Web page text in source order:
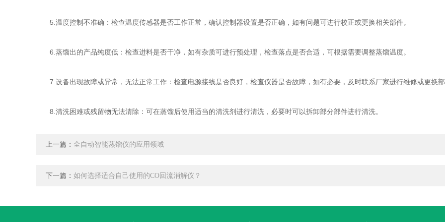
5.温度控制不准确：检查温度传感器是否工作正常，确认控制器设置是否正确，如有问题可进行校正或更换相关部件。
6.蒸馏出的产品纯度低：检查进料是否干净，如有杂质可进行预处理，检查落点是否合适，可根据需要调整蒸馏温度。
7.设备出现故障或异常，无法正常工作：检查电源接线是否良好，检查仪器是否故障，如有必要，及时联系厂家进行维修或更换
8.清洗困难或残留物无法清除：可在蒸馏后使用适当的清洗剂进行清洗，必要时可以拆卸部分部件进行清洗。
上一篇： 全自动智能蒸馏仪的应用领域
下一篇： 如何选择适合自己使用的CO回流消解仪？